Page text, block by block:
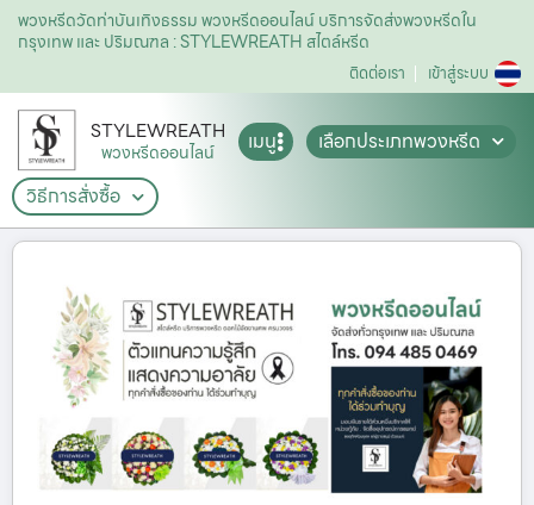
พวงหรีดวัดท่าบันเทิงธรรม พวงหรีดออนไลน์ บริการจัดส่งพวงหรีดใน
กรุงเทพ และ ปริมณฑล : STYLEWREATH สไตล์หรีด
ติดต่อเรา เข้าสู่ระบบ
STYLEWREATH
พวงหรีดออนไลน์ เมนู
เลือกประเภทพวงหรีด
วิธีการสั่งซื้อ